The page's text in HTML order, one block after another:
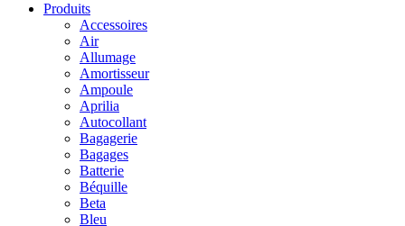
Produits
Accessoires
Air
Allumage
Amortisseur
Ampoule
Aprilia
Autocollant
Bagagerie
Bagages
Batterie
Béquille
Beta
Bleu